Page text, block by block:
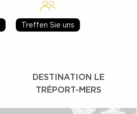
Treffen Sie uns
DESTINATION LE
TRÉPORT-MERS